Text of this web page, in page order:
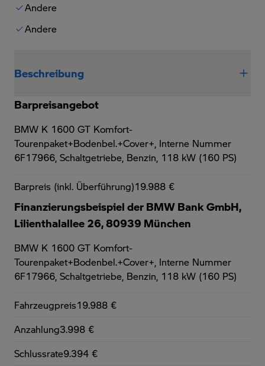
Andere
Andere
Beschreibung
Barpreisangebot
BMW K 1600 GT Komfort-
Tourenpaket+Bodenbel.+Cover+, Interne Nummer
6F17966, Schaltgetriebe, Benzin, 118 kW (160 PS)
Barpreis (inkl. Überführung)19.988 €
Finanzierungsbeispiel der BMW Bank GmbH,
Lilienthalallee 26, 80939 München
BMW K 1600 GT Komfort-
Tourenpaket+Bodenbel.+Cover+, Interne Nummer
6F17966, Schaltgetriebe, Benzin, 118 kW (160 PS)
Fahrzeugpreis19.988 €
Anzahlung3.998 €
Schlussrate9.394 €